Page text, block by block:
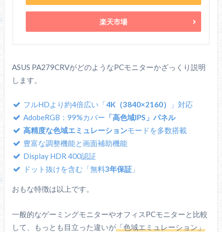
楽天市場
ASUS PA279CRVがどのようなPCモニターかざっくり説明
します。
フルHDより約4倍広い「4K（3840×2160）
」対応
AdobeRGB：99%カバー 「高色域IPS」パネル
高精度な色域エミュレーションモードを多数搭載
豊富な調整機能と画面補助機能
Display HDR 400認証
ドット抜けを含む「無料3年保証」
おもな特徴は以上です。
一般的なゲーミングモニターやオフィスPCモニターと比較
して、もっとも目立った違いが「色域エミュレーション」